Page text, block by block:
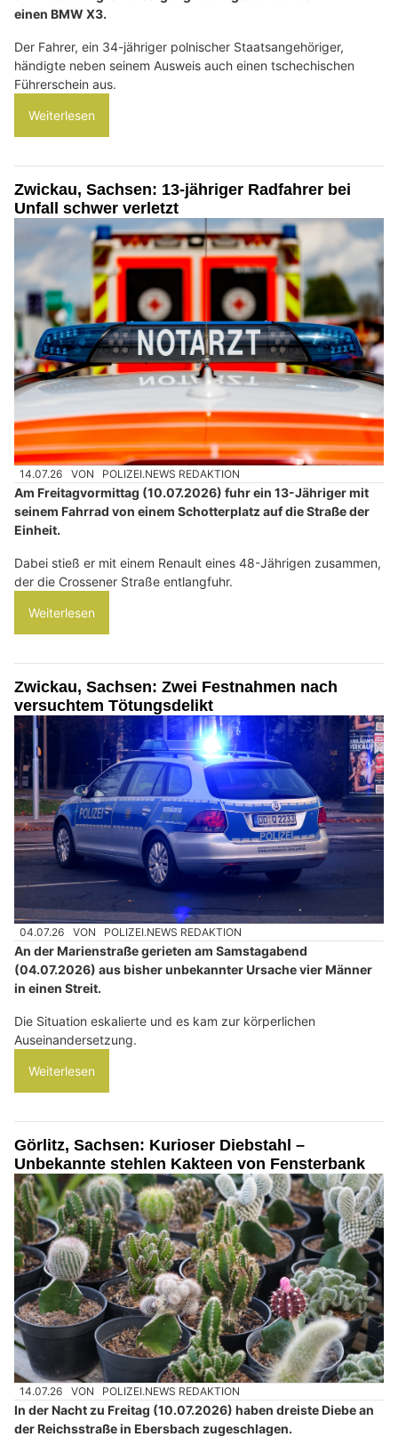
einen BMW X3.
Der Fahrer, ein 34-jähriger polnischer Staatsangehöriger,
händigte neben seinem Ausweis auch einen tschechischen
Führerschein aus.
Weiterlesen
Zwickau, Sachsen: 13-jähriger Radfahrer bei
Unfall schwer verletzt
14.07.26 VON POLIZEI.NEWS REDAKTION
Am Freitagvormittag (10.07.2026) fuhr ein 13-Jähriger mit
seinem Fahrrad von einem Schotterplatz auf die Straße der
Einheit.
Dabei stieß er mit einem Renault eines 48-Jährigen zusammen,
der die Crossener Straße entlangfuhr.
Weiterlesen
Zwickau, Sachsen: Zwei Festnahmen nach
versuchtem Tötungsdelikt
04.07.26 VON POLIZEI.NEWS REDAKTION
An der Marienstraße gerieten am Samstagabend
(04.07.2026) aus bisher unbekannter Ursache vier Männer
in einen Streit.
Die Situation eskalierte und es kam zur körperlichen
Auseinandersetzung.
Weiterlesen
Görlitz, Sachsen: Kurioser Diebstahl –
Unbekannte stehlen Kakteen von Fensterbank
14.07.26 VON POLIZEI.NEWS REDAKTION
In der Nacht zu Freitag (10.07.2026) haben dreiste Diebe an
der Reichsstraße in Ebersbach zugeschlagen.